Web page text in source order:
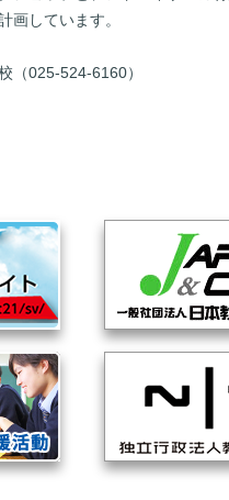
画しています。
（025-524-6160）